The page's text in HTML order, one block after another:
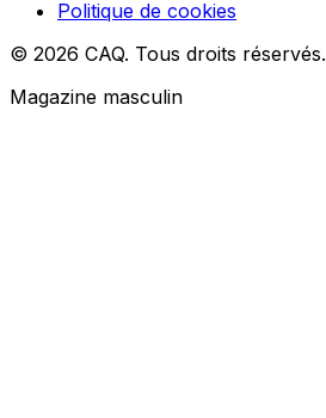
Politique de cookies
© 2026 CAQ. Tous droits réservés.
Magazine masculin